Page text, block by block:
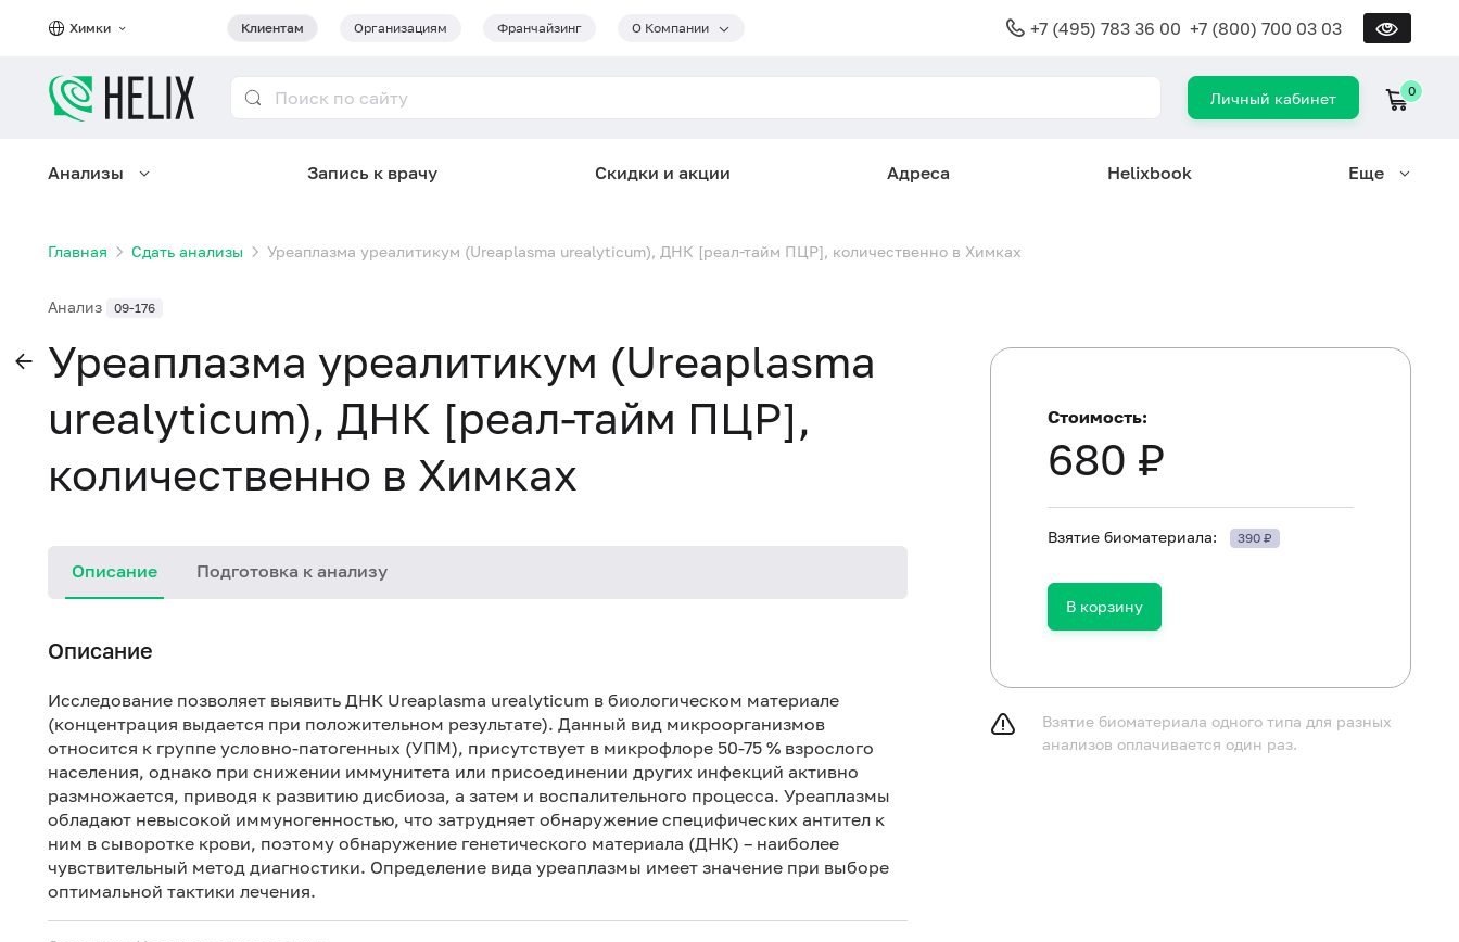
Химки Клиентам Организациям Франчайзинг О Компании +7 (495) 783 36 00 +7 (800) 700 03 03
Личный кабинет 0
Анализы Запись к врачу Скидки и акции Адреса Helixbook Еще
Главная Сдать анализы Уреаплазма уреалитикум (Ureaplasma urealyticum), ДНК [реал-тайм ПЦР], количественно в Химках
Анализ 09-176
Уреаплазма уреалитикум (Ureaplasma
urealyticum), ДНК [реал-тайм ПЦР],
количественно в Химках
Описание Подготовка к анализу
Описание
Исследование позволяет выявить ДНК Ureaplasma urealyticum в биологическом материале
(концентрация выдается при положительном результате). Данный вид микроорганизмов
относится к группе условно-патогенных (УПМ), присутствует в микрофлоре 50-75 % взрослого
населения, однако при снижении иммунитета или присоединении других инфекций активно
размножается, приводя к развитию дисбиоза, а затем и воспалительного процесса. Уреаплазмы
обладают невысокой иммуногенностью, что затрудняет обнаружение специфических антител к
ним в сыворотке крови, поэтому обнаружение генетического материала (ДНК) – наиболее
чувствительный метод диагностики. Определение вида уреаплазмы имеет значение при выборе
оптимальной тактики лечения.
рекомендуется производить до менструации или через
Мужчинам - не мочиться в течение 3 часов до взятия
Стоимость:
680 ₽
Взятие биоматериала: 390 ₽
В корзину
Взятие биоматериала одного типа для разных
анализов оплачивается один раз.